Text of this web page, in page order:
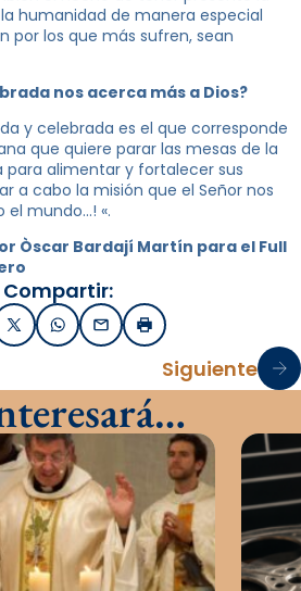
humanidad de manera especial
por los que más sufren, sean
nos acerca más a Dios?
y celebrada es el que corresponde
que quiere parar las mesas de la
para alimentar y fortalecer sus
a cabo la misión que el Señor nos
el mundo…! «.
Òscar Bardají Martín para el Full
Compartir:
X / TwitterWhatsApp
EmailImprimir
Siguiente